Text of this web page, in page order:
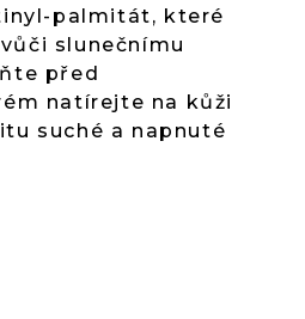
palmitát, které
slunečnímu
před
natírejte na kůži
suché a napnuté